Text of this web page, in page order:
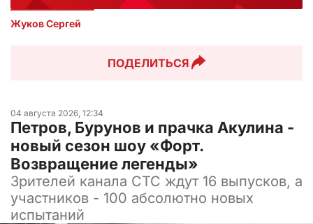
Жуков Сергей
ПОДЕЛИТЬСЯ
04 августа 2026, 12:34
Петров, Бурунов и прачка Акулина -
новый сезон шоу «Форт.
Возвращение легенды»
Зрителей канала СТС ждут 16 выпусков, а
участников - 100 абсолютно новых
испытаний